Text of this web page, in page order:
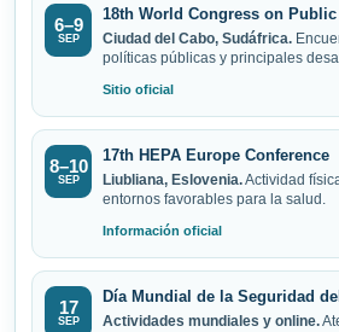
6–9
SEP
18th World Congress on Public
Ciudad del Cabo, Sudáfrica.
políticas públicas y principales
Sitio oficial
8–10
SEP
17th HEPA Europe Conference
Liubliana, Eslovenia.Actividad
entornos favorables para la salud.
Información oficial
17
SEP
Día Mundial de la Seguridad
Actividades mundiales y online.